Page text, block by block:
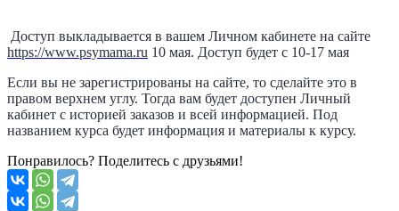
Доступ выкладывается в вашем Личном кабинете на сайте
https://www.psymama.ru 10 мая. Доступ будет с 10-17 мая
Если вы не зарегистрированы на сайте, то сделайте это в
правом верхнем углу. Тогда вам будет доступен Личный
кабинет с историей заказов и всей информацией. Под
названием курса будет информация и материалы к курсу.
Понравилось? Поделитесь с друзьями!